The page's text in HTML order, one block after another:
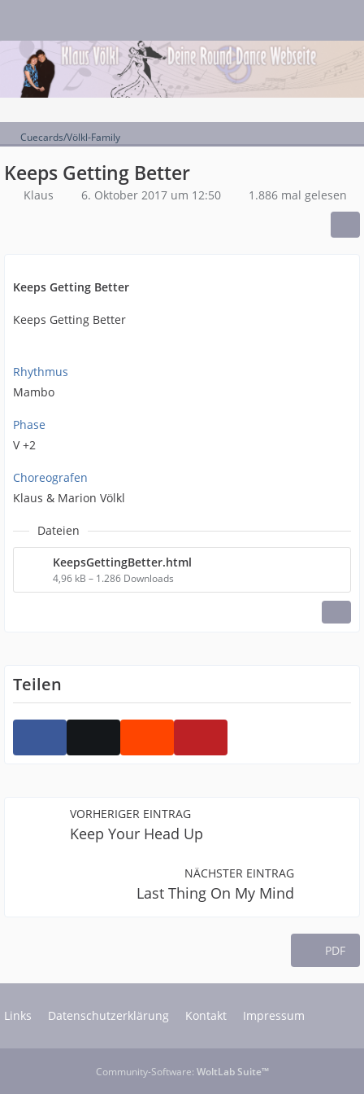
Cuecards/Völkl-Family
Keeps Getting Better
Klaus 6. Oktober 2017 um 12:50 1.886 mal gelesen
Keeps Getting Better
Keeps Getting Better
Rhythmus
Mambo
Phase
V +2
Choreografen
Klaus & Marion Völkl
Dateien
KeepsGettingBetter.html
4,96 kB – 1.286 Downloads
Teilen
VORHERIGER EINTRAG
Keep Your Head Up
NÄCHSTER EINTRAG
Last Thing On My Mind
PDF
Links Datenschutzerklärung Kontakt Impressum
Community-Software: WoltLab Suite™